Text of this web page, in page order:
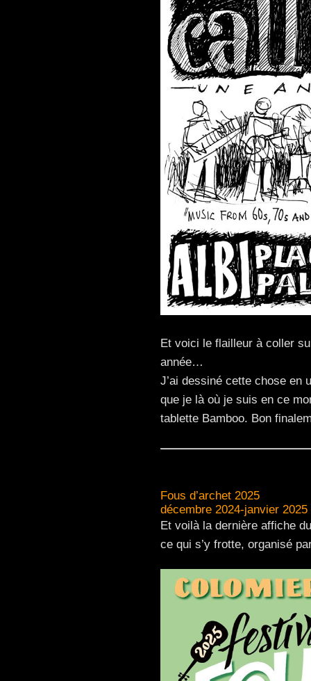
Et voici le flailleur à coller
année…
J’ai dessiné cette chose en
que je là où je suis en ce
tablette Bamboo. Bon
Fous d’archet 2025
décembre 2024-janvier 2025
Et voilà la dernière affiche
ce qui s’y frotte, organisé